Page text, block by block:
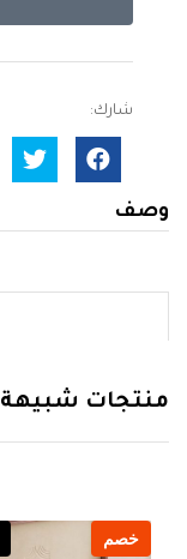
شارك:
وصف
منتجات شبيهة
خصم